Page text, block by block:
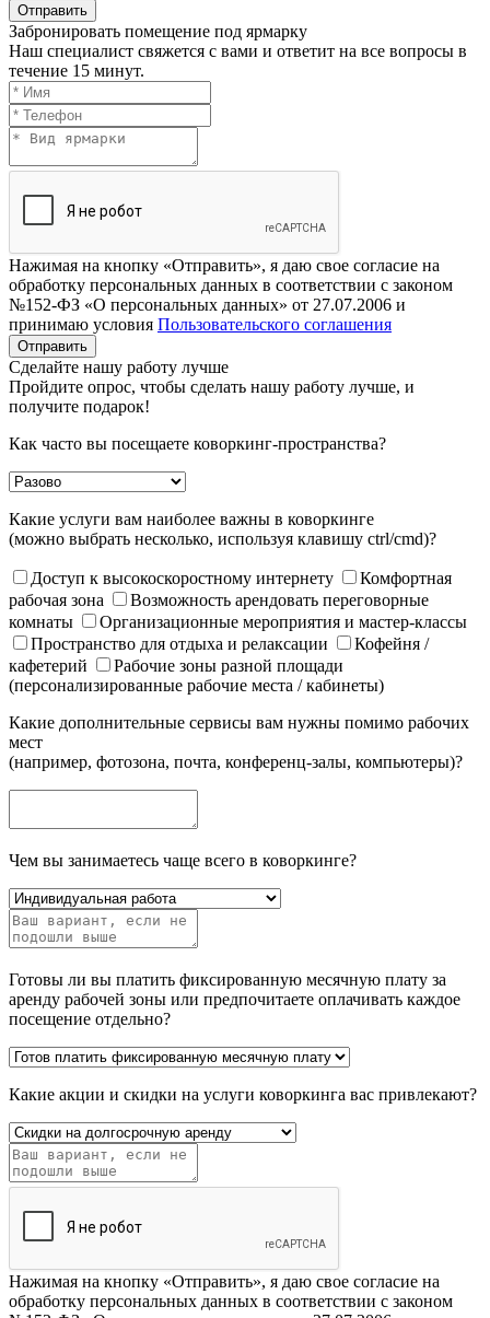
Отправить
Забронировать помещение под ярмарку
Наш специалист свяжется с вами и ответит на все вопросы в
течение 15 минут.
Нажимая на кнопку «Отправить», я даю свое согласие на
обработку персональных данных в соответствии с законом
№152-ФЗ «О персональных данных» от 27.07.2006 и
принимаю условия Пользовательского соглашения
Отправить
Сделайте нашу работу лучше
Пройдите опрос, чтобы сделать нашу работу лучше, и
получите подарок!
Как часто вы посещаете коворкинг-пространства?
Какие услуги вам наиболее важны в коворкинге
(можно выбрать несколько, используя клавишу ctrl/cmd)?
Доступ к высокоскоростному интернету
Комфортная
рабочая зона
Возможность арендовать переговорные
комнаты
Организационные мероприятия и мастер-классы
Пространство для отдыха и релаксации
Кофейня /
кафетерий
Рабочие зоны разной площади
(персонализированные рабочие места / кабинеты)
Какие дополнительные сервисы вам нужны помимо рабочих
мест
(например, фотозона, почта, конференц-залы, компьютеры)?
Чем вы занимаетесь чаще всего в коворкинге?
Готовы ли вы платить фиксированную месячную плату за
аренду рабочей зоны или предпочитаете оплачивать каждое
посещение отдельно?
Какие акции и скидки на услуги коворкинга вас привлекают?
Нажимая на кнопку «Отправить», я даю свое согласие на
обработку персональных данных в соответствии с законом